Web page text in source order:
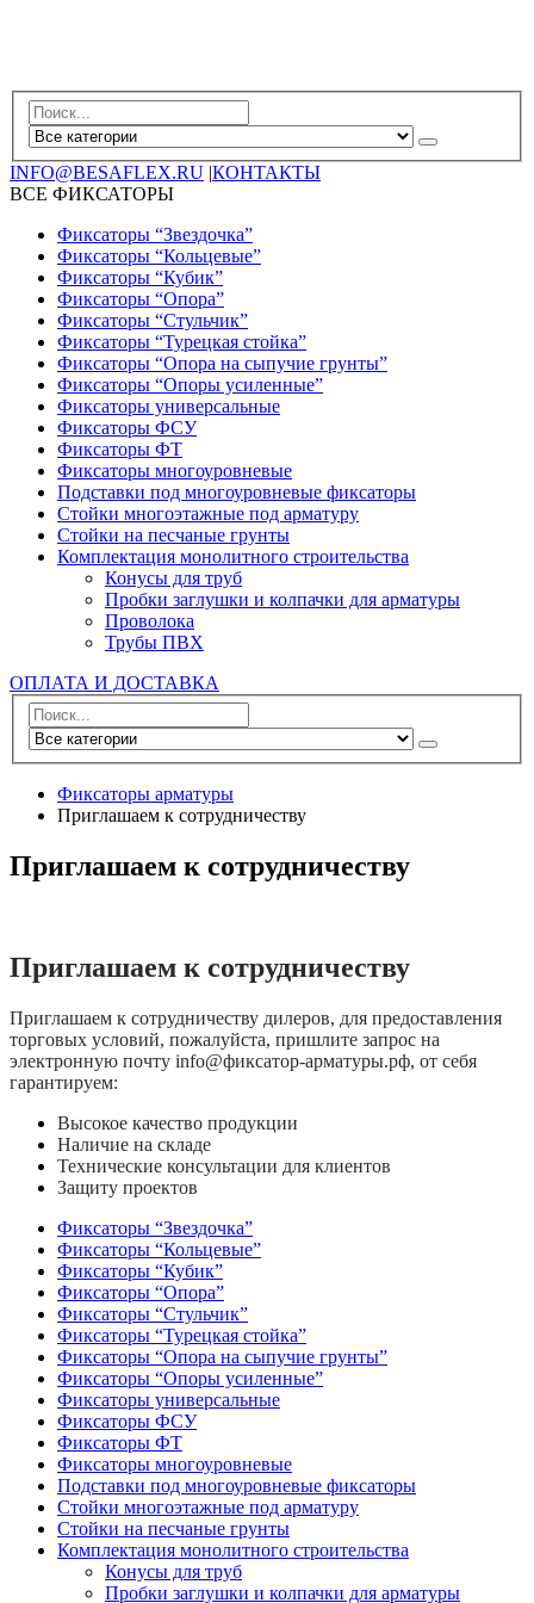
INFO@BESAFLEX.RU |КОНТАКТЫ
ВСЕ ФИКСАТОРЫ
Фиксаторы “Звездочка”
Фиксаторы “Кольцевые”
Фиксаторы “Кубик”
Фиксаторы “Опора”
Фиксаторы “Стульчик”
Фиксаторы “Турецкая стойка”
Фиксаторы “Опора на сыпучие грунты”
Фиксаторы “Опоры усиленные”
Фиксаторы универсальные
Фиксаторы ФСУ
Фиксаторы ФТ
Фиксаторы многоуровневые
Подставки под многоуровневые фиксаторы
Стойки многоэтажные под арматуру
Стойки на песчаные грунты
Комплектация монолитного строительства
Конусы для труб
Пробки заглушки и колпачки для арматуры
Проволока
Трубы ПВХ
ОПЛАТА И ДОСТАВКА
Фиксаторы арматуры
Приглашаем к сотрудничеству
Приглашаем к сотрудничеству
Приглашаем к сотрудничеству
Приглашаем к сотрудничеству дилеров, для предоставления
торговых условий, пожалуйста, пришлите запрос на
электронную почту info@фиксатор-арматуры.рф, от себя
гарантируем:
Высокое качество продукции
Наличие на складе
Технические консультации для клиентов
Защиту проектов
Фиксаторы “Звездочка”
Фиксаторы “Кольцевые”
Фиксаторы “Кубик”
Фиксаторы “Опора”
Фиксаторы “Стульчик”
Фиксаторы “Турецкая стойка”
Фиксаторы “Опора на сыпучие грунты”
Фиксаторы “Опоры усиленные”
Фиксаторы универсальные
Фиксаторы ФСУ
Фиксаторы ФТ
Фиксаторы многоуровневые
Подставки под многоуровневые фиксаторы
Стойки многоэтажные под арматуру
Стойки на песчаные грунты
Комплектация монолитного строительства
Конусы для труб
Пробки заглушки и колпачки для арматуры